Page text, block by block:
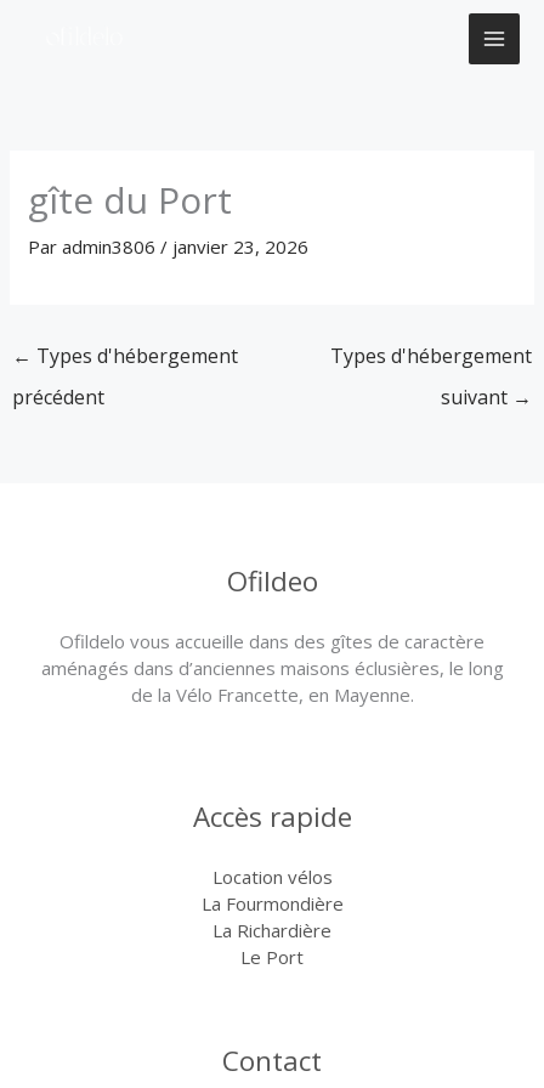
gîte du Port
Paradmin3806/ janvier 23, 2026
← Types d'hébergement
précédent
Types d'hébergement
suivant →
Ofildeo
Ofildelo vous accueille dans des gîtes de caractère
aménagés dans d’anciennes maisons éclusières, le long
de la Vélo Francette, en Mayenne.
Accès rapide
Location vélos
La Fourmondière
La Richardière
Le Port
Contact